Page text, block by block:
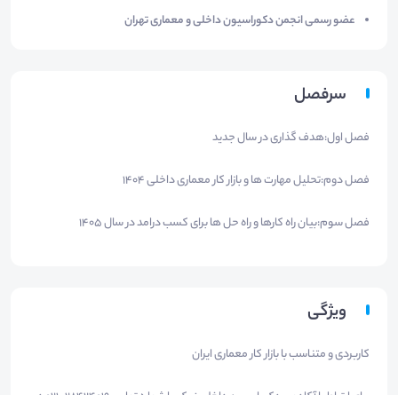
عضو رسمی انجمن دکوراسیون داخلی و معماری تهران
سرفصل
فصل اول:هدف گذاری در سال جدید
فصل دوم:تحلیل مهارت ها و بازار کار معماری داخلی 1404
فصل سوم:بیان راه کارها و راه حل ها برای کسب درامد در سال 1405
ویژگی
کاربردی و متناسب با بازار کار معماری ایران